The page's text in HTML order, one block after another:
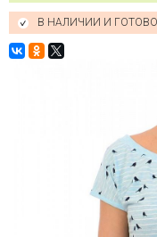
В НАЛИЧИИ И